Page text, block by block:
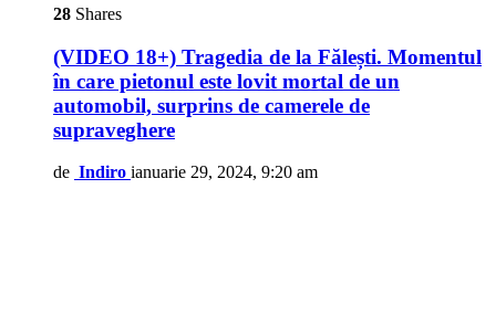
28 Shares
(VIDEO 18+) Tragedia de la Fălești. Momentul
în care pietonul este lovit mortal de un
automobil, surprins de camerele de
supraveghere
de Indiro ianuarie 29, 2024, 9:20 am